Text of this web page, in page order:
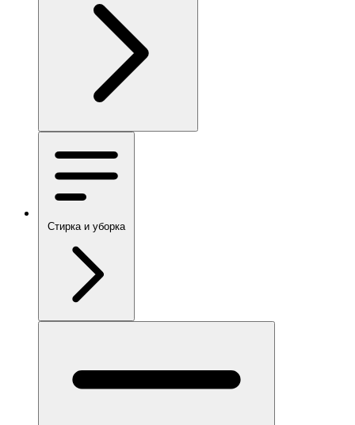
Стирка и уборка